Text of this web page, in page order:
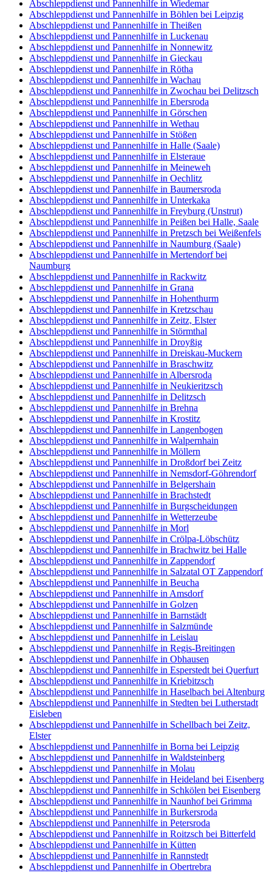
Abschleppdienst und Pannenhilfe in Wiedemar
Abschleppdienst und Pannenhilfe in Böhlen bei Leipzig
Abschleppdienst und Pannenhilfe in Theißen
Abschleppdienst und Pannenhilfe in Luckenau
Abschleppdienst und Pannenhilfe in Nonnewitz
Abschleppdienst und Pannenhilfe in Gieckau
Abschleppdienst und Pannenhilfe in Rötha
Abschleppdienst und Pannenhilfe in Wachau
Abschleppdienst und Pannenhilfe in Zwochau bei Delitzsch
Abschleppdienst und Pannenhilfe in Ebersroda
Abschleppdienst und Pannenhilfe in Görschen
Abschleppdienst und Pannenhilfe in Wethau
Abschleppdienst und Pannenhilfe in Stößen
Abschleppdienst und Pannenhilfe in Halle (Saale)
Abschleppdienst und Pannenhilfe in Elsteraue
Abschleppdienst und Pannenhilfe in Meineweh
Abschleppdienst und Pannenhilfe in Oechlitz
Abschleppdienst und Pannenhilfe in Baumersroda
Abschleppdienst und Pannenhilfe in Unterkaka
Abschleppdienst und Pannenhilfe in Freyburg (Unstrut)
Abschleppdienst und Pannenhilfe in Peißen bei Halle, Saale
Abschleppdienst und Pannenhilfe in Pretzsch bei Weißenfels
Abschleppdienst und Pannenhilfe in Naumburg (Saale)
Abschleppdienst und Pannenhilfe in Mertendorf bei
Naumburg
Abschleppdienst und Pannenhilfe in Rackwitz
Abschleppdienst und Pannenhilfe in Grana
Abschleppdienst und Pannenhilfe in Hohenthurm
Abschleppdienst und Pannenhilfe in Kretzschau
Abschleppdienst und Pannenhilfe in Zeitz, Elster
Abschleppdienst und Pannenhilfe in Störmthal
Abschleppdienst und Pannenhilfe in Droyßig
Abschleppdienst und Pannenhilfe in Dreiskau-Muckern
Abschleppdienst und Pannenhilfe in Braschwitz
Abschleppdienst und Pannenhilfe in Albersroda
Abschleppdienst und Pannenhilfe in Neukieritzsch
Abschleppdienst und Pannenhilfe in Delitzsch
Abschleppdienst und Pannenhilfe in Brehna
Abschleppdienst und Pannenhilfe in Krostitz
Abschleppdienst und Pannenhilfe in Langenbogen
Abschleppdienst und Pannenhilfe in Walpernhain
Abschleppdienst und Pannenhilfe in Möllern
Abschleppdienst und Pannenhilfe in Droßdorf bei Zeitz
Abschleppdienst und Pannenhilfe in Nemsdorf-Göhrendorf
Abschleppdienst und Pannenhilfe in Belgershain
Abschleppdienst und Pannenhilfe in Brachstedt
Abschleppdienst und Pannenhilfe in Burgscheidungen
Abschleppdienst und Pannenhilfe in Wetterzeube
Abschleppdienst und Pannenhilfe in Morl
Abschleppdienst und Pannenhilfe in Crölpa-Löbschütz
Abschleppdienst und Pannenhilfe in Brachwitz bei Halle
Abschleppdienst und Pannenhilfe in Zappendorf
Abschleppdienst und Pannenhilfe in Salzatal OT Zappendorf
Abschleppdienst und Pannenhilfe in Beucha
Abschleppdienst und Pannenhilfe in Amsdorf
Abschleppdienst und Pannenhilfe in Golzen
Abschleppdienst und Pannenhilfe in Barnstädt
Abschleppdienst und Pannenhilfe in Salzmünde
Abschleppdienst und Pannenhilfe in Leislau
Abschleppdienst und Pannenhilfe in Regis-Breitingen
Abschleppdienst und Pannenhilfe in Obhausen
Abschleppdienst und Pannenhilfe in Esperstedt bei Querfurt
Abschleppdienst und Pannenhilfe in Kriebitzsch
Abschleppdienst und Pannenhilfe in Haselbach bei Altenburg
Abschleppdienst und Pannenhilfe in Stedten bei Lutherstadt
Eisleben
Abschleppdienst und Pannenhilfe in Schellbach bei Zeitz,
Elster
Abschleppdienst und Pannenhilfe in Borna bei Leipzig
Abschleppdienst und Pannenhilfe in Waldsteinberg
Abschleppdienst und Pannenhilfe in Molau
Abschleppdienst und Pannenhilfe in Heideland bei Eisenberg
Abschleppdienst und Pannenhilfe in Schkölen bei Eisenberg
Abschleppdienst und Pannenhilfe in Naunhof bei Grimma
Abschleppdienst und Pannenhilfe in Burkersroda
Abschleppdienst und Pannenhilfe in Petersroda
Abschleppdienst und Pannenhilfe in Roitzsch bei Bitterfeld
Abschleppdienst und Pannenhilfe in Kütten
Abschleppdienst und Pannenhilfe in Rannstedt
Abschleppdienst und Pannenhilfe in Obertrebra